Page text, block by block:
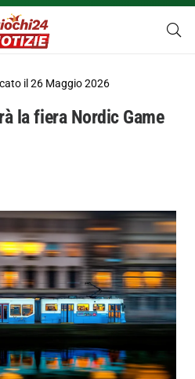
il26 Maggio 2026
la fiera Nordic Game